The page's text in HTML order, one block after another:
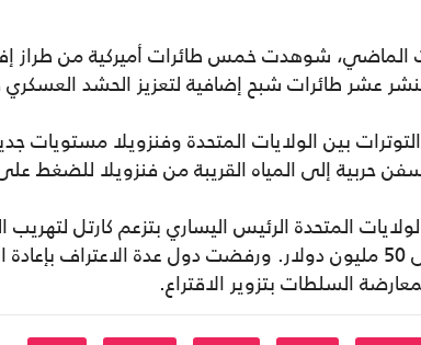
عشر طائرات شبح إضافية لتعزيز الحشد
بين الولايات المتحدة وفنزويلا مستويات
حربية إلى المياه القريبة من فنزويلا للضغط
المتحدة الرئيس اليساري بتزعم كارتل
السلطات بتزوير الاقتراع.